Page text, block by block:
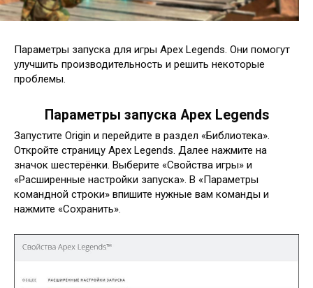
Параметры запуска для игры Apex Legends. Они помогут
улучшить производительность и решить некоторые
проблемы.
Параметры запуска Apex Legends
Запустите Origin и перейдите в раздел «Библиотека».
Откройте страницу Apex Legends. Далее нажмите на
значок шестерёнки. Выберите «Свойства игры» и
«Расширенные настройки запуска». В «Параметры
командной строки» впишите нужные вам команды и
нажмите «Сохранить».